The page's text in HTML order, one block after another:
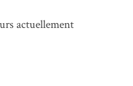
actuellement